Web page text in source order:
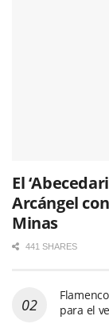
El
Arcángel
Minas
441 SHARES
para el